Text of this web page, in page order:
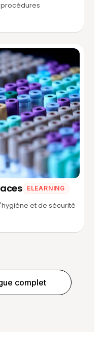
ELEARNING
et de sécurité
complet